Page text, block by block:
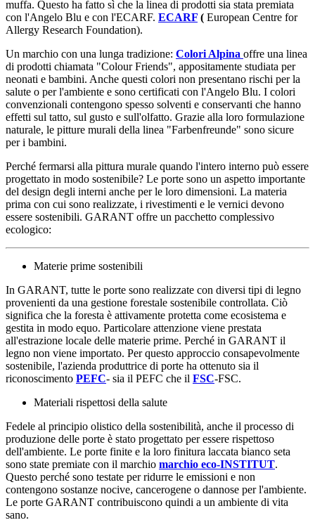
muffa. Questo ha fatto sì che la linea di prodotti sia stata premiata
con l'Angelo Blu e con l'ECARF. ECARF ( European Centre for
Allergy Research Foundation).
Un marchio con una lunga tradizione: Colori Alpina offre una linea
di prodotti chiamata "Colour Friends", appositamente studiata per
neonati e bambini. Anche questi colori non presentano rischi per la
salute o per l'ambiente e sono certificati con l'Angelo Blu. I colori
convenzionali contengono spesso solventi e conservanti che hanno
effetti sul tatto, sul gusto e sull'olfatto. Grazie alla loro formulazione
naturale, le pitture murali della linea "Farbenfreunde" sono sicure
per i bambini.
Perché fermarsi alla pittura murale quando l'intero interno può essere
progettato in modo sostenibile? Le porte sono un aspetto importante
del design degli interni anche per le loro dimensioni. La materia
prima con cui sono realizzate, i rivestimenti e le vernici devono
essere sostenibili. GARANT offre un pacchetto complessivo
ecologico:
Materie prime sostenibili
In GARANT, tutte le porte sono realizzate con diversi tipi di legno
provenienti da una gestione forestale sostenibile controllata. Ciò
significa che la foresta è attivamente protetta come ecosistema e
gestita in modo equo. Particolare attenzione viene prestata
all'estrazione locale delle materie prime. Perché in GARANT il
legno non viene importato. Per questo approccio consapevolmente
sostenibile, l'azienda produttrice di porte ha ottenuto sia il
riconoscimento PEFC- sia il PEFC che il FSC-FSC.
Materiali rispettosi della salute
Fedele al principio olistico della sostenibilità, anche il processo di
produzione delle porte è stato progettato per essere rispettoso
dell'ambiente. Le porte finite e la loro finitura laccata bianco seta
sono state premiate con il marchio marchio eco-INSTITUT.
Questo perché sono testate per ridurre le emissioni e non
contengono sostanze nocive, cancerogene o dannose per l'ambiente.
Le porte GARANT contribuiscono quindi a un ambiente di vita
sano.